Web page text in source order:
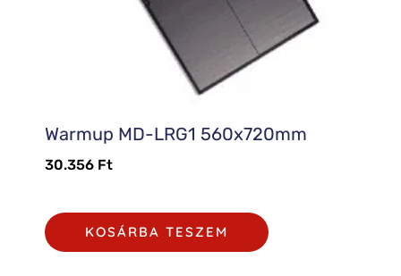
Warmup MD-LRG1 560x720mm
30.356 Ft
KOSÁRBA TESZEM